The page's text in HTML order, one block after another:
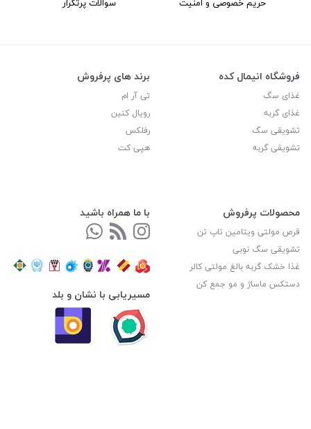
فروشگاه انیمال کده
غذای سگ
غذای گربه
تشویقی سگ
تشویقی گربه
برند های پرفروش
تی آر ام
رویال کنین
رفلکس
هپی کت
محصولات پرفروش
قرص مولتی ویتامین تاپ تن
تشویقی سگ نوبی
غذا خشک گربه بالغ مولتی کالر
دستکس ماساژ و مو جمع کن
با ما همراه باشید
مسیریابی با نشان و بلد